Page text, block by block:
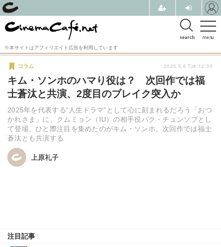
menu
search
※本サイトはアフィリエイト広告を利用しています
キム・ソンホのハマり役は？ 次回作では福
士蒼汰と共演、2度目のブレイク突入か
2025年を代表する“人生ドラマ”として心に刻まれるだろう「おつ
かれさま」に、クムミョン（IU）の相手役パク・チュンソプとし
て登場、ひと際注目を集めたのがキム・ソンホ。次回作では福士
蒼汰とも共演する
コラム
上原礼子
上原礼子
注目記事
2025.5.6 Tue 12:30